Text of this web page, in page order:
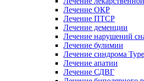
Лечение ОКР
Лечение ПТСР
Лечение деменции
Лечение нарушений
Лечение булимии
Лечение синдрома
Лечение апатии
Лечение СДВГ